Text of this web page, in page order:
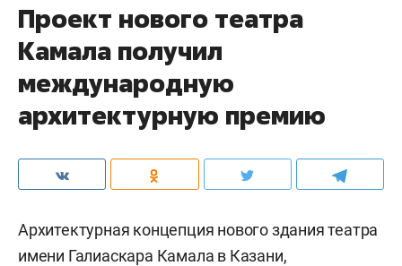
Проект нового театра
Камала получил
международную
архитектурную премию
Архитектурная концепция нового здания театра
имени Галиаскара Камала в Казани,